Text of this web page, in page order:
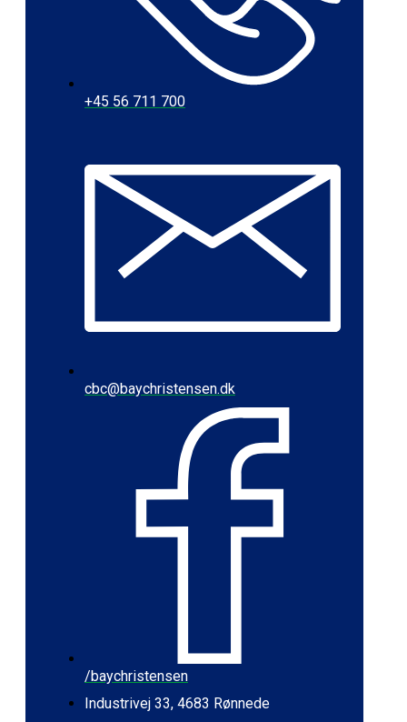
+45 56 711 700
cbc@baychristensen.dk
/baychristensen
Industrivej 33, 4683 Rønnede